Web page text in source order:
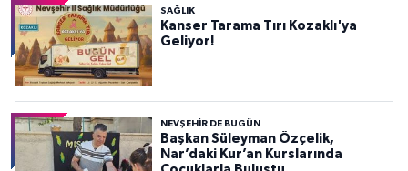
SAĞLIK
Kanser Tarama Tırı Kozaklı'ya
Geliyor!
NEVŞEHIR DE BUGÜN
Başkan Süleyman Özçelik,
Nar’daki Kur’an Kurslarında